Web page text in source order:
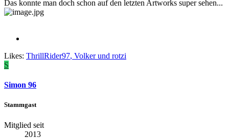
Das konnte man doch schon auf den letzten Artworks super sehen...
Likes: ThrillRider97, Volkerund rotzi
S
Simon 96
Stammgast
Mitglied seit
2013